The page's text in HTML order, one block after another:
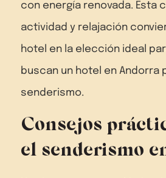
con energía renovada. Esta
actividad y relajación
hotel en la elección ideal
buscan un hotel en Andorra
senderismo.
Consejos
el senderismo